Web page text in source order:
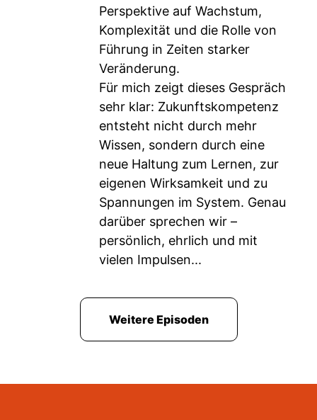
Perspektive auf Wachstum,
Komplexität und die Rolle von
Führung in Zeiten starker
Veränderung.
Für mich zeigt dieses Gespräch
sehr klar: Zukunftskompetenz
entsteht nicht durch mehr
Wissen, sondern durch eine
neue Haltung zum Lernen, zur
eigenen Wirksamkeit und zu
Spannungen im System. Genau
darüber sprechen wir –
persönlich, ehrlich und mit
vielen Impulsen...
Weitere Episoden